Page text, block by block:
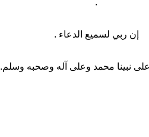
إن ربي لسميع الدعاء .
نبينا محمد وعلى آله وصحبه وسلم.